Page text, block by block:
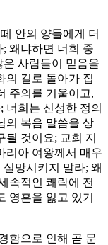
안의 양들에게 더
왜냐하면 너희 중
사람들이 믿음을
의 길로 돌아가 집
주의를 기울이고,
너희는 신성한 정의
의 복음 말씀을 상
것이요; 교회 지
리아 여왕께서 매우
망시키지 말라; 왜
속적인 쾌락에 전
영혼을 잃고 있기
함으로 인해 곧 문